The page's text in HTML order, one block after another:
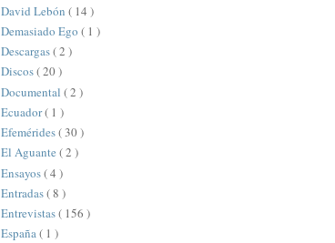
David Lebón ( 14 )
Demasiado Ego ( 1 )
Descargas( 2 )
Discos( 20 )
Documental ( 2 )
Ecuador( 1 )
Efemérides( 30 )
El Aguante ( 2 )
Ensayos( 4 )
Entradas( 8 )
Entrevistas( 156 )
España( 1 )